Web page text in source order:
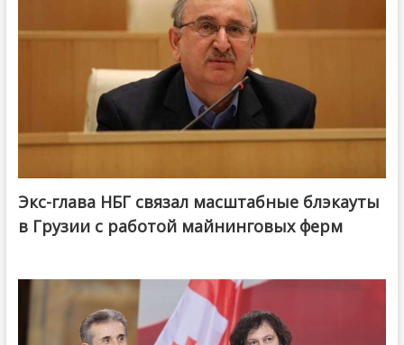
Экс-глава НБГ связал масштабные блэкауты
в Грузии с работой майнинговых ферм